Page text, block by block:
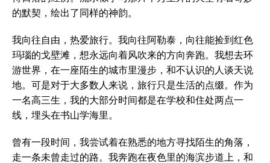
的默契，绘出了同样的神韵。
我向往自由，热爱旅行。我向往阿勒泰，向往能捡到红色
玛瑙的戈壁滩，想永远向着风吹来的方向奔跑。我想去环
游世界，在一座陌生的城市里漫步，和不认识的人谈天说
地。可是对于大多数人来说，旅行只是生活的点缀。作为
一名高三生，我的大部分时间都是在学校和住处两点一
线，埋头在书山学海里。
曾有一段时间，我尝试着在熟悉的地方寻找陌生的角落，
走一条未曾走过的路。我奔跑在夜色里的海滨步道上，和